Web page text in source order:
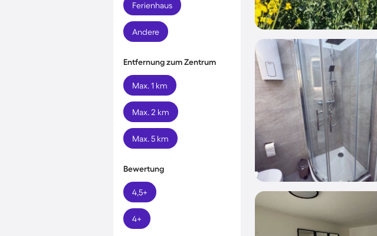
Ferienhaus
Andere
Entfernung zum Zentrum
Max. 1 km
Max. 2 km
Max. 5 km
Bewertung
4,5+
4+